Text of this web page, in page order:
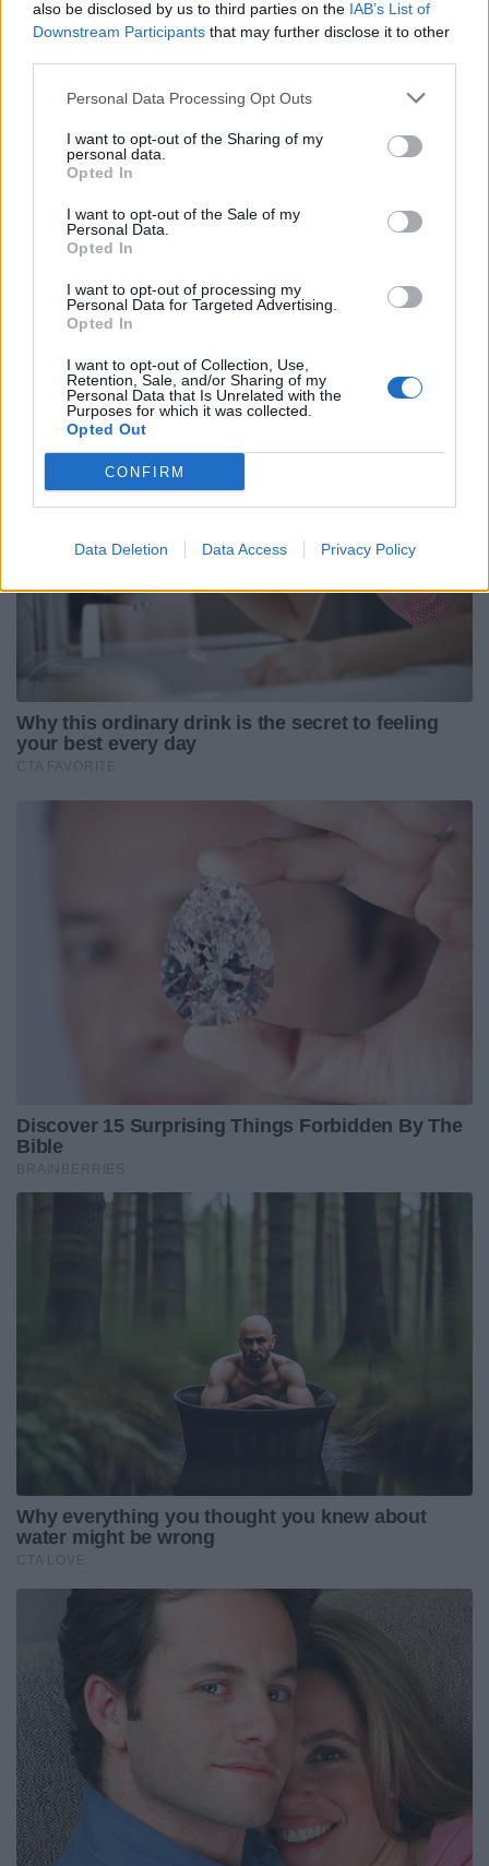
also be disclosed by us to third parties on the IAB’s List of
Downstream Participants that may further disclose it to other
Personal Data Processing Opt Outs
I want to opt-out of the Sharing of my
personal data.
Opted In
I want to opt-out of the Sale of my
Personal Data.
Opted In
I want to opt-out of processing my
Personal Data for Targeted Advertising.
Opted In
I want to opt-out of Collection, Use,
Retention, Sale, and/or Sharing of my
Personal Data that Is Unrelated with the
Purposes for which it was collected.
Opted Out
CONFIRM
Data Deletion Data Access Privacy Policy
Vallesi, 19. Midena, 20. Mugnaini, 21.
: Roberto Santamaria
: gara giocata con regole adattate sui
cambi, entrati tutti i giocatori a disposizione da
entrambe le parti
Indisponibili per infortunio: Piero Gritti, Sergio
Pelliccioli, Giulio Sari, Pietro Bettini